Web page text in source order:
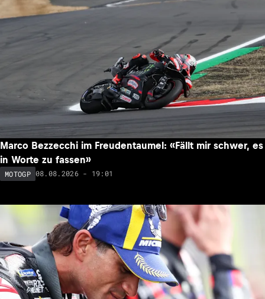
Marco Bezzecchi im Freudentaumel: «Fällt mir schwer, es
in Worte zu fassen»
MOTOGP 08.08.2026 - 19:01